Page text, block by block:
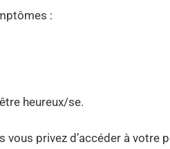
:
heureux/se.
vous privez d’accéder à votre